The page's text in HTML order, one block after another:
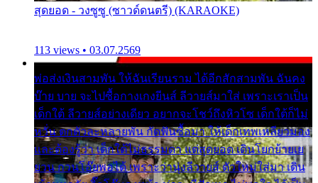
สุดยอด - วงซูซู (ซาวด์ดนตรี) (KARAOKE)
113 views • 03.07.2569
พ่อส่งเงินสามพัน ให้ฉันเรียนราม ได้อีกสักสามพัน ฉันคง
บ๊าย บาย จะไปซื้อกางเกงยีนส์ ลีวายส์มาใส่ เพราะเราเป็น
เด็กใต้ ลีวายส์อย่างเดียว อยากจะโชว์ถึงหิวโซ เด็กใต้ก็ไม่
หวั่น ตกตัวละหลายพัน กัดฟันซื้อมา ให้เด็กเทพเหลียวมอง
และต้องรู้ว่า เด็กใต้ไม่ธรรมดา แต่สุดยอด เดินโยกย้ายเย
ยวน กวนโอ๊ยพอได้ เพราะว่านุ่งลีวายส์ ตัวใหม่ใส่มา เดิน